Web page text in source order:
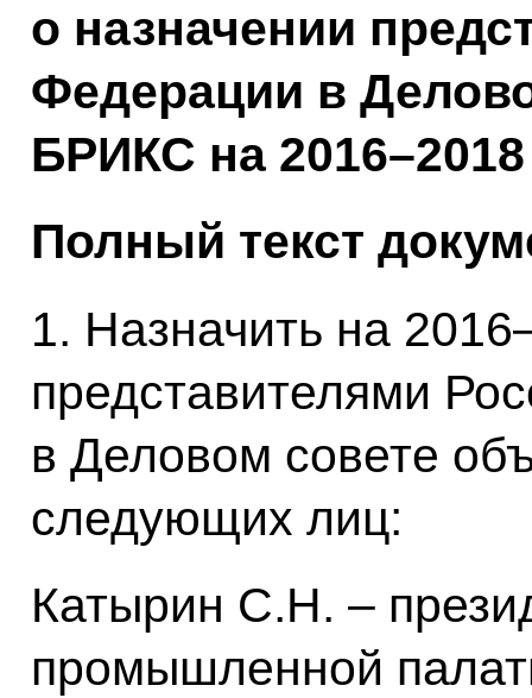
о назначении
Федерации в
БРИКС на
Полный текст
1. Назначить на
представителями
в Деловом совете
следующих лиц:
Катырин С.Н. –
промышленной